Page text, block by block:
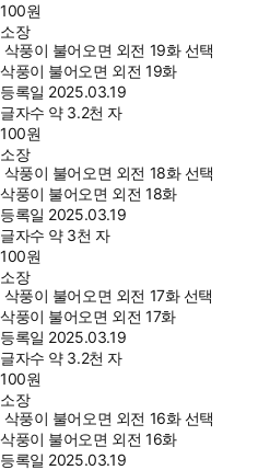
100원
소장
삭풍이 불어오면 외전 19화 선택
삭풍이 불어오면 외전 19화
등록일 2025.03.19
글자수 약 3.2천 자
100원
소장
삭풍이 불어오면 외전 18화 선택
삭풍이 불어오면 외전 18화
등록일 2025.03.19
글자수 약 3천 자
100원
소장
삭풍이 불어오면 외전 17화 선택
삭풍이 불어오면 외전 17화
등록일 2025.03.19
글자수 약 3.2천 자
100원
소장
삭풍이 불어오면 외전 16화 선택
삭풍이 불어오면 외전 16화
등록일 2025.03.19